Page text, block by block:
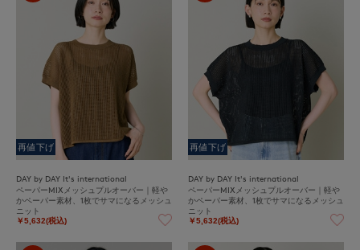
再値下げ
DAY by DAY It's international
ペーパーMIXメッシュプルオーバー｜軽や
かペーパー素材、1枚でサマになるメッシュ
ニット
￥5,632(税込)
再値下げ
DAY by DAY It's international
ペーパーMIXメッシュプルオーバー｜軽や
かペーパー素材、1枚でサマになるメッシュ
ニット
￥5,632(税込)